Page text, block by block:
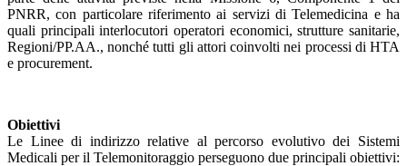
PNRR, con particolare riferimento ai servizi di Telemedicina e ha
quali principali interlocutori operatori economici, strutture sanitarie,
Regioni/PP.AA., nonché tutti gli attori coinvolti nei processi di HTA
e procurement.
Obiettivi
Le Linee di indirizzo relative al percorso evolutivo dei Sistemi
Medicali per il Telemonitoraggio perseguono due principali obiettivi: